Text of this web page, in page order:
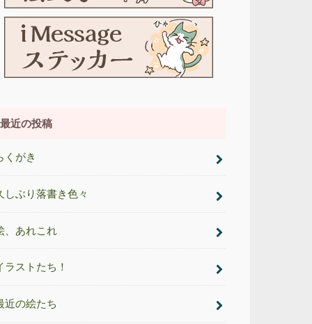
最近の投稿
くがき
しぶり落書き色々
、あれこれ
ラストたち！
近の絵たち